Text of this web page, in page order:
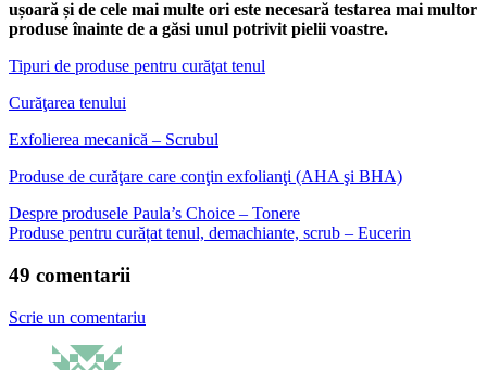
ușoară și de cele mai multe ori este necesară testarea mai multor
produse înainte de a găsi unul potrivit pielii voastre.
Tipuri de produse pentru curăţat tenul
Curăţarea tenului
Exfolierea mecanică – Scrubul
Produse de curăţare care conţin exfolianţi (AHA şi BHA)
Despre produsele Paula’s Choice – Tonere
Produse pentru curățat tenul, demachiante, scrub – Eucerin
49 comentarii
Scrie un comentariu